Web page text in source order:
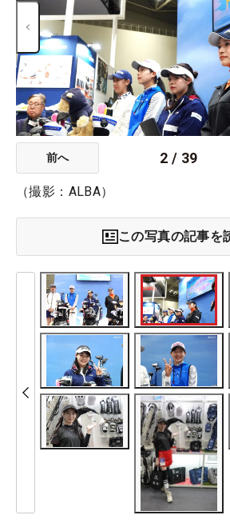
前へ 2 / 39
（撮影：ALBA）
この写真の記事を